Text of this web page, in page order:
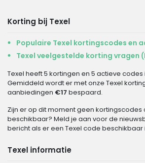
Korting bij Texel
Populaire Texel kortingscodes en
Texel veelgestelde korting vragen
Texel heeft 5 kortingen en 5 actieve codes
Gemiddeld wordt er met onze Texel
aanbiedingen €17 bespaard.
Zijn er op dit moment geen
beschikbaar? Meld je aan voor de
bericht als er een Texel code beschikbaar
Texel informatie